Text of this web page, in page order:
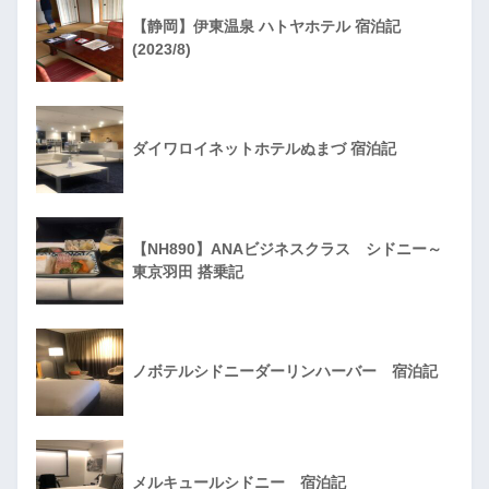
【静岡】伊東温泉 ハトヤホテル 宿泊記
(2023/8)
ダイワロイネットホテルぬまづ 宿泊記
【NH890】ANAビジネスクラス シドニー～
東京羽田 搭乗記
ノボテルシドニーダーリンハーバー 宿泊記
メルキュールシドニー 宿泊記